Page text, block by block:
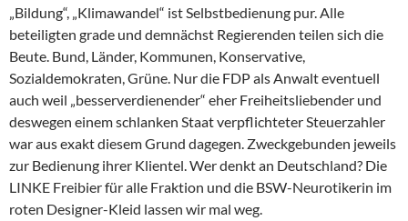
„Bildung“, „Klimawandel“ ist Selbstbedienung pur. Alle
beteiligten grade und demnächst Regierenden teilen sich die
Beute. Bund, Länder, Kommunen, Konservative,
Sozialdemokraten, Grüne. Nur die FDP als Anwalt eventuell
auch weil „besserverdienender“ eher Freiheitsliebender und
deswegen einem schlanken Staat verpflichteter Steuerzahler
war aus exakt diesem Grund dagegen. Zweckgebunden jeweils
zur Bedienung ihrer Klientel. Wer denkt an Deutschland? Die
LINKE Freibier für alle Fraktion und die BSW-Neurotikerin im
roten Designer-Kleid lassen wir mal weg.